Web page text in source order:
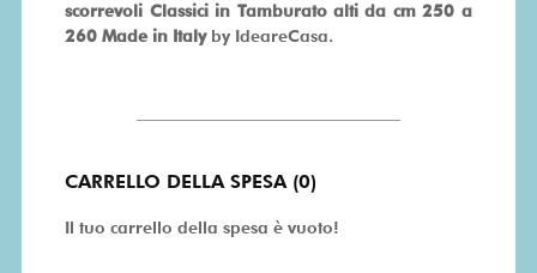
scorrevoli Classici in Tamburato alti da cm 250 a
260 Made in Italyby IdeareCasa.
CARRELLO DELLA SPESA (0)
Il tuo carrello della spesa è vuoto!